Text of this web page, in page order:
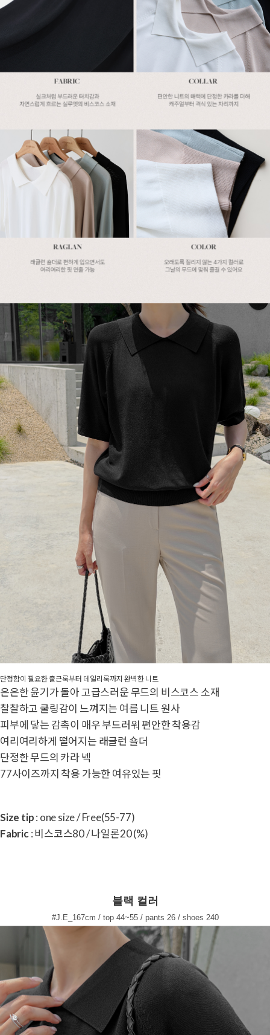
단정함이 필요한 출근룩부터 데일리룩까지 완벽한 니트
은은한 윤기가 돌아 고급스러운 무드의 비스코스 소재
찰찰하고 쿨링감이 느껴지는 여름 니트 원사
피부에 닿는 감촉이 매우 부드러워 편안한 착용감
여리여리하게 떨어지는 래글런 숄더
단정한 무드의 카라 넥
77사이즈까지 착용 가능한 여유있는 핏
Size tip: one size / Free(55-77)
Fabric: 비스코스80 / 나일론20 (%)
블랙 컬러
#J.E_167cm / top 44~55 / pants 26 / shoes 240